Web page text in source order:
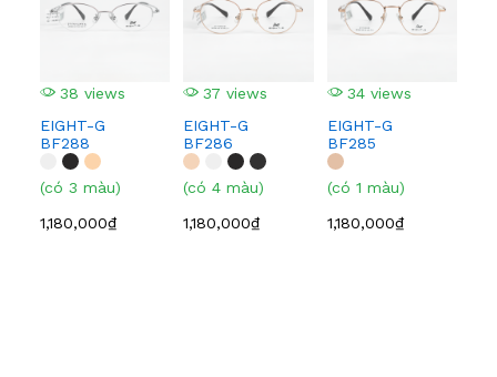
38 views
EIGHT-G
BF288
(có 3 màu)
1,180,000₫
37 views
EIGHT-G
BF286
(có 4 màu)
1,180,000₫
34 views
EIGHT-G
BF285
(có 1 màu)
1,180,000₫